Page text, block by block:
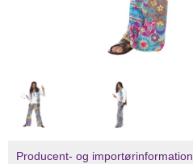
Producent- og importørinformation